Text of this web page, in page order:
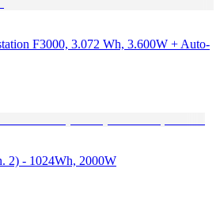
F3000, 3.072 Wh, 3.600W + Auto-
2) - 1024Wh, 2000W